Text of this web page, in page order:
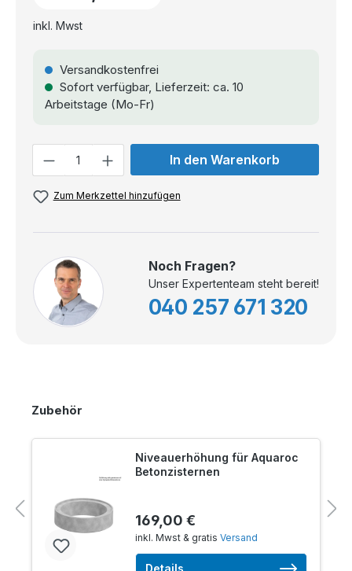
inkl. Mwst
Versandkostenfrei
Sofort verfügbar, Lieferzeit: ca. 10
Arbeitstage (Mo-Fr)
In den Warenkorb
Zum Merkzettel hinzufügen
Noch Fragen?
Unser Expertenteam steht bereit!
040 257 671 320
Zubehör
Niveauerhöhung für Aquaroc
Betonzisternen
169,00 €
inkl. Mwst & gratis Versand
Details